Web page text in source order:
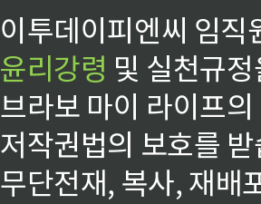
이투데이피엔씨 임
윤리강령 및 실천규
브라보 마이 라이프
저작권법의 보호를
무단전재, 복사, 재배